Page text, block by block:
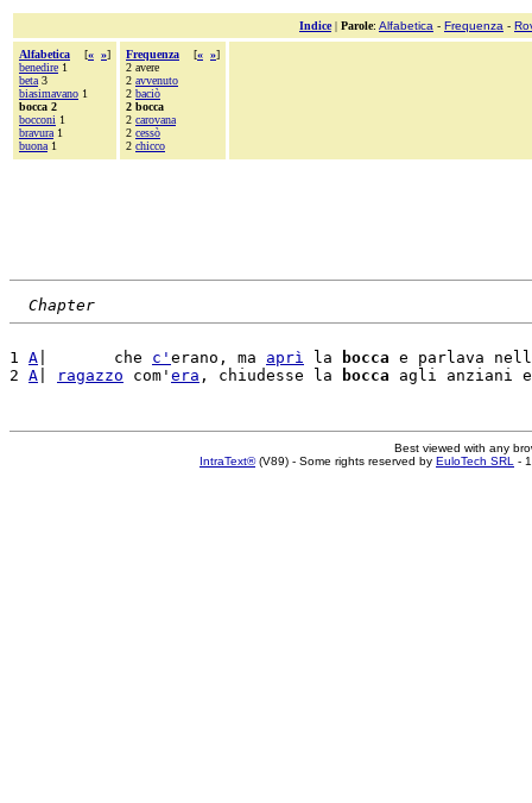
Indice| Parole: Alfabetica - Frequenza -
Alfabetica [« »]
benedire 1
beta 3
biasimavano 1
bocca 2
bocconi 1
bravura 1
buona 1
Frequenza [« »]
2 avere
2 avvenuto
2 baciò
2 bocca
2 carovana
2 cessò
2 chicco
Chapter
1 A |       che c' erano, ma aprì la bocca e parlava
2 A ragazzo com' era , chiudesse la bocca agli anziani
Best viewed with any
IntraText®(V89) - Some rights reserved by EuloTech SRL -